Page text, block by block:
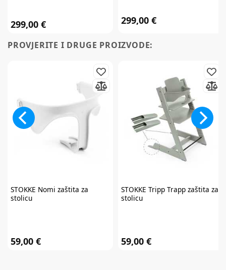
299,00 € 299,00 €
PROVJERITE I DRUGE PROIZVODE:
STOKKE Nomi zaštita za
stolicu
59,00 €
STOKKE Tripp Trapp zaštita za
stolicu
59,00 €